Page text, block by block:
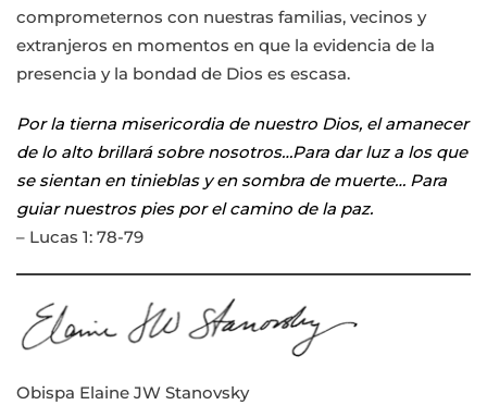
comprometernos con nuestras familias, vecinos y
extranjeros en momentos en que la evidencia de la
presencia y la bondad de Dios es escasa.
Por la tierna misericordia de nuestro Dios, el amanecer
de lo alto brillará sobre nosotros…Para dar luz a los que
se sientan en tinieblas y en sombra de muerte… Para
guiar nuestros pies por el camino de la paz.
– Lucas 1: 78-79
Obispa Elaine JW Stanovsky